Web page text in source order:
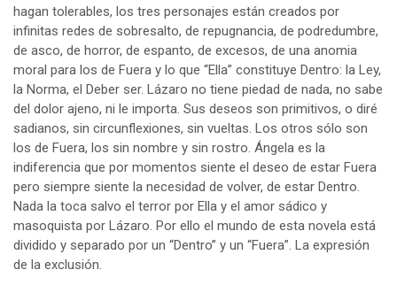
hagan tolerables, los tres personajes están creados por
infinitas redes de sobresalto, de repugnancia, de podredumbre,
de asco, de horror, de espanto, de excesos, de una anomia
moral para los de Fuera y lo que “Ella” constituye Dentro: la Ley,
la Norma, el Deber ser. Lázaro no tiene piedad de nada, no sabe
del dolor ajeno, ni le importa. Sus deseos son primitivos, o diré
sadianos, sin circunflexiones, sin vueltas. Los otros sólo son
los de Fuera, los sin nombre y sin rostro. Ángela es la
indiferencia que por momentos siente el deseo de estar Fuera
pero siempre siente la necesidad de volver, de estar Dentro.
Nada la toca salvo el terror por Ella y el amor sádico y
masoquista por Lázaro. Por ello el mundo de esta novela está
dividido y separado por un “Dentro” y un “Fuera”. La expresión
de la exclusión.